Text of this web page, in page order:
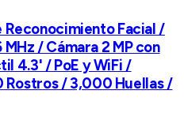
Reconocimiento Facial /
MHz / Cámara 2 MP con
4.3' / PoE y WiFi /
Rostros / 3,000 Huellas /